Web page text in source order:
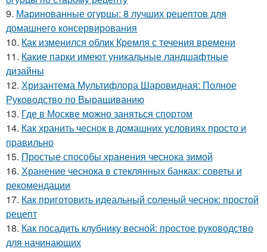
9. Маринованные огурцы: 8 лучших рецептов для
домашнего консервирования
10. Как изменился облик Кремля с течения времени
11. Какие парки имеют уникальные ландшафтные
дизайны
12. Хризантема Мультифлора Шаровидная: Полное
Руководство по Выращиванию
13. Где в Москве можно заняться спортом
14. Как хранить чеснок в домашних условиях просто и
правильно
15. Простые способы хранения чеснока зимой
16. Хранение чеснока в стеклянных банках: советы и
рекомендации
17. Как приготовить идеальный соленый чеснок: простой
рецепт
18. Как посадить клубнику весной: простое руководство
для начинающих